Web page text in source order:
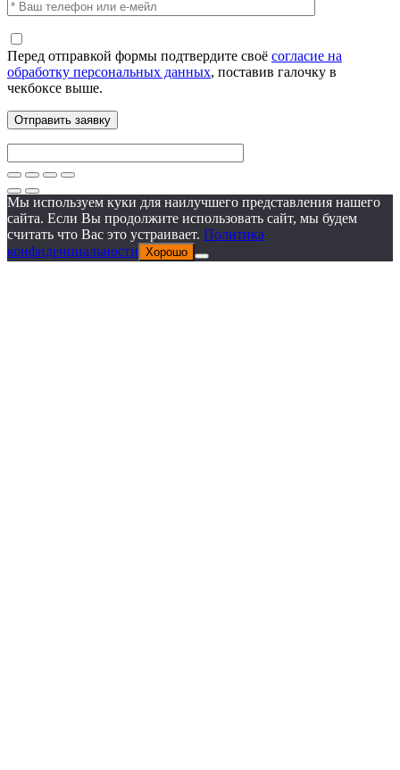
Перед отправкой формы подтвердите своё согласие на
обработку персональных данных, поставив галочку в
чекбоксе выше.
Мы используем куки для наилучшего представления нашего
сайта. Если Вы продолжите использовать сайт, мы будем
считать что Вас это устраивает. Политика
конфиденциальности Хорошо